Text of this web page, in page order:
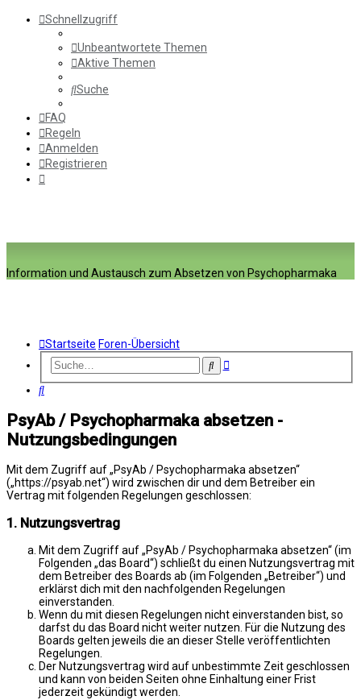
Schnellzugriff
Unbeantwortete Themen
Aktive Themen
Suche
FAQ
Regeln
Anmelden
Registrieren
Information und Austausch zum Absetzen von Psychopharmaka
Startseite Foren-Übersicht
SucheErweiterte
Suche
PsyAb / Psychopharmaka absetzen -
Nutzungsbedingungen
Mit dem Zugriff auf „PsyAb / Psychopharmaka absetzen“
(„https://psyab.net“) wird zwischen dir und dem Betreiber ein
Vertrag mit folgenden Regelungen geschlossen:
1. Nutzungsvertrag
Mit dem Zugriff auf „PsyAb / Psychopharmaka absetzen“ (im
Folgenden „das Board“) schließt du einen Nutzungsvertrag mit
dem Betreiber des Boards ab (im Folgenden „Betreiber“) und
erklärst dich mit den nachfolgenden Regelungen
einverstanden.
Wenn du mit diesen Regelungen nicht einverstanden bist, so
darfst du das Board nicht weiter nutzen. Für die Nutzung des
Boards gelten jeweils die an dieser Stelle veröffentlichten
Regelungen.
Der Nutzungsvertrag wird auf unbestimmte Zeit geschlossen
und kann von beiden Seiten ohne Einhaltung einer Frist
jederzeit gekündigt werden.